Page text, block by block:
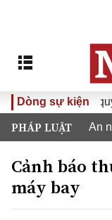
Dòng sự kiện
Đưa Nghị quyết
PHÁP LUẬT An
Cảnh báo
máy bay